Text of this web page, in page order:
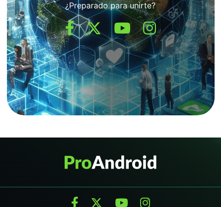
¿Preparado para unirte?